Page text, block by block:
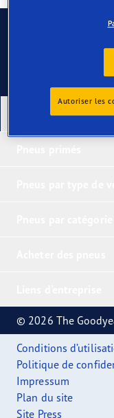
Nos derniers
© 2026 The
Conditions
Politique de
Impressum
Plan du site
Site Press
Autoriser les